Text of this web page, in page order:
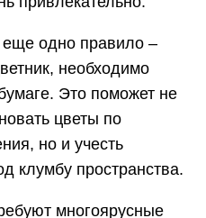
еще одно правило –
необходимо
Это поможет не
цветы по
но и учесть
клумбу пространства.
многоярусные